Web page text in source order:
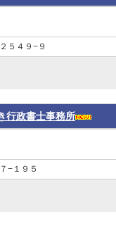
５４９−９
行政書士事務所
−１９５